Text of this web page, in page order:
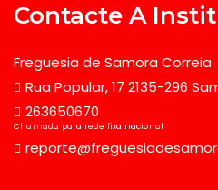
Contacte A
Freguesia de Samora Correia
Rua Popular, 17 2135-296
263650670
Chamada para rede fixa nacional